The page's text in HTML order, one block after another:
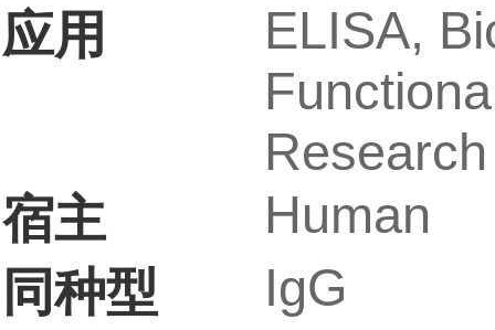
应用
ELISA,
宿主
Human
同种型
IgG